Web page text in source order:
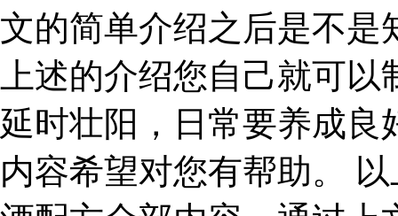
文的简单介绍之后是不是
上述的介绍您自己就可
延时壮阳，日常要养成良
内容希望对您有帮助。